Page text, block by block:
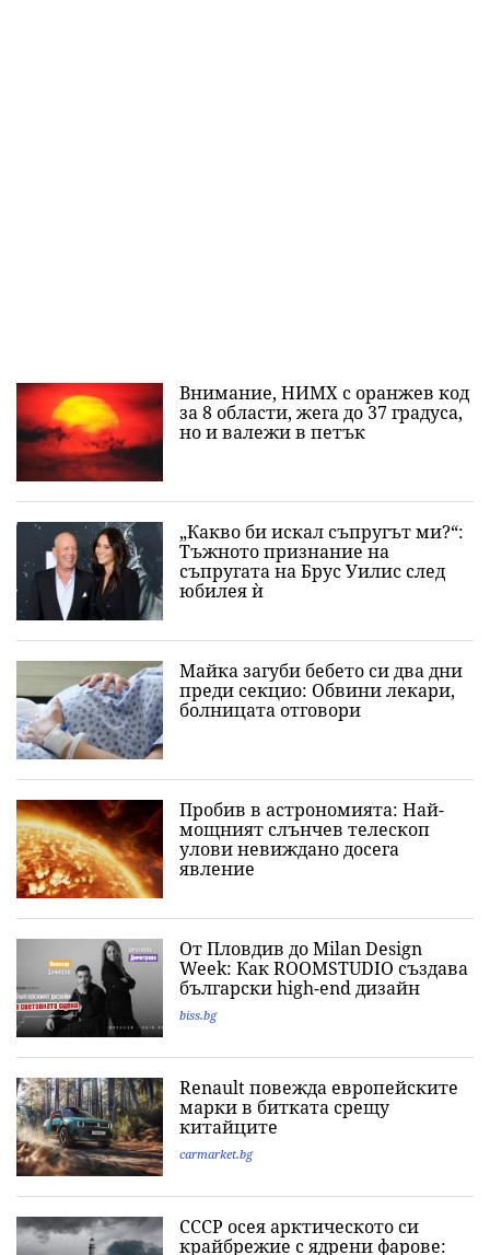
Внимание, НИМХ с оранжев код
за 8 области, жега до 37 градуса,
но и валежи в петък
„Какво би искал съпругът ми?“:
Тъжното признание на
съпругата на Брус Уилис след
юбилея ѝ
Майка загуби бебето си два дни
преди секцио: Обвини лекари,
болницата отговори
Пробив в астрономията: Най-
мощният слънчев телескоп
улови невиждано досега
явление
От Пловдив до Milan Design
Week: Как ROOMSTUDIO създава
български high-end дизайн
biss.bg
Renault повежда европейските
марки в битката срещу
китайците
carmarket.bg
СССР осея арктическото си
крайбрежие с ядрени фарове: